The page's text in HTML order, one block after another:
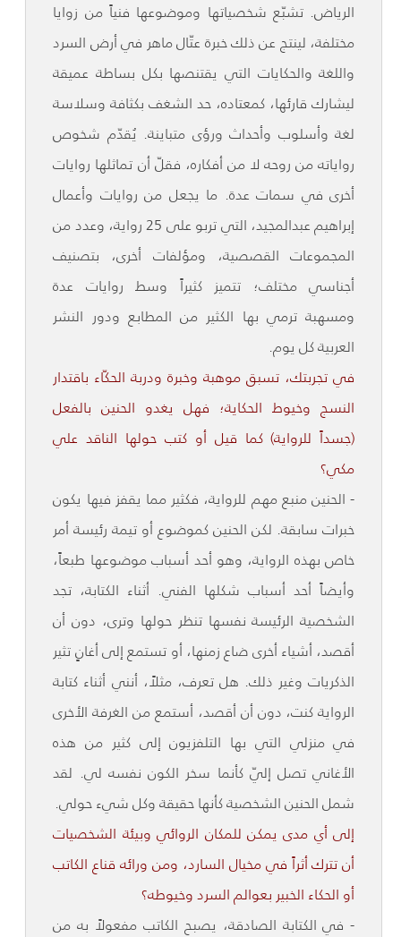
الرياض. تشبّع شخصياتها وموضوعها فنياً من زوايا
مختلفة، لينتج عن ذلك خبرة عتّال ماهر في أرض السرد
واللغة والحكايات التي يقتنصها بكل بساطة عميقة
ليشارك قارئها، كمعتاده، حد الشغف بكثافة وسلاسة
لغة وأسلوب وأحداث ورؤى متباينة. يُقدّم شخوص
رواياته من روحه لا من أفكاره، فقلّ أن تماثلها روايات
أخرى في سمات عدة. ما يجعل من روايات وأعمال
إبراهيم عبدالمجيد، التي تربو على 25 رواية، وعدد من
المجموعات القصصية، ومؤلفات أخرى، بتصنيف
أجناسي مختلف؛ تتميز كثيراً وسط روايات عدة
ومسهبة ترمي بها الكثير من المطابع ودور النشر
العربية كل يوم.
في تجربتك، تسبق موهبة وخبرة ودربة الحكّاء باقتدار
النسج وخيوط الحكاية؛ فهل يغدو الحنين بالفعل
(جسداً للرواية) كما قيل أو كتب حولها الناقد علي
مكي؟
- الحنين منبع مهم للرواية، فكثير مما يقفز فيها يكون
خبرات سابقة. لكن الحنين كموضوع أو تيمة رئيسة أمر
خاص بهذه الرواية، وهو أحد أسباب موضوعها طبعاً،
وأيضاً أحد أسباب شكلها الفني. أثناء الكتابة، تجد
الشخصية الرئيسة نفسها تنظر حولها وترى، دون أن
أقصد، أشياء أخرى ضاع زمنها، أو تستمع إلى أغانٍ تثير
الذكريات وغير ذلك. هل تعرف، مثلاً، أنني أثناء كتابة
الرواية كنت، دون أن أقصد، أستمع من الغرفة الأخرى
في منزلي التي بها التلفزيون إلى كثير من هذه
الأغاني تصل إليّ كأنما سخر الكون نفسه لي. لقد
شمل الحنين الشخصية كأنها حقيقة وكل شيء حولي.
إلى أي مدى يمكن للمكان الروائي وبيئة الشخصيات
أن تترك أثراً في مخيال السارد، ومن ورائه قناع الكاتب
أو الحكاء الخبير بعوالم السرد وخيوطه؟
- في الكتابة الصادقة، يصبح الكاتب مفعولاً به من